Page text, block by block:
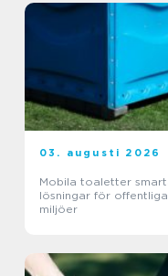
03. augusti 2026
Mobila toaletter smarta
lösningar för offentliga
miljöer